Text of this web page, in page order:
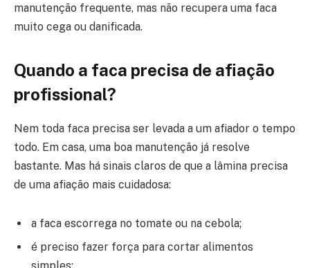
manutenção frequente, mas não recupera uma faca
muito cega ou danificada.
Quando a faca precisa de afiação
profissional?
Nem toda faca precisa ser levada a um afiador o tempo
todo. Em casa, uma boa manutenção já resolve
bastante. Mas há sinais claros de que a lâmina precisa
de uma afiação mais cuidadosa:
a faca escorrega no tomate ou na cebola;
é preciso fazer força para cortar alimentos